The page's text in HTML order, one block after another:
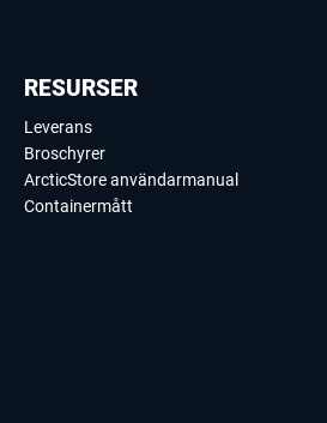
RESURSER
Leverans
Broschyrer
ArcticStore användarmanual
Containermått